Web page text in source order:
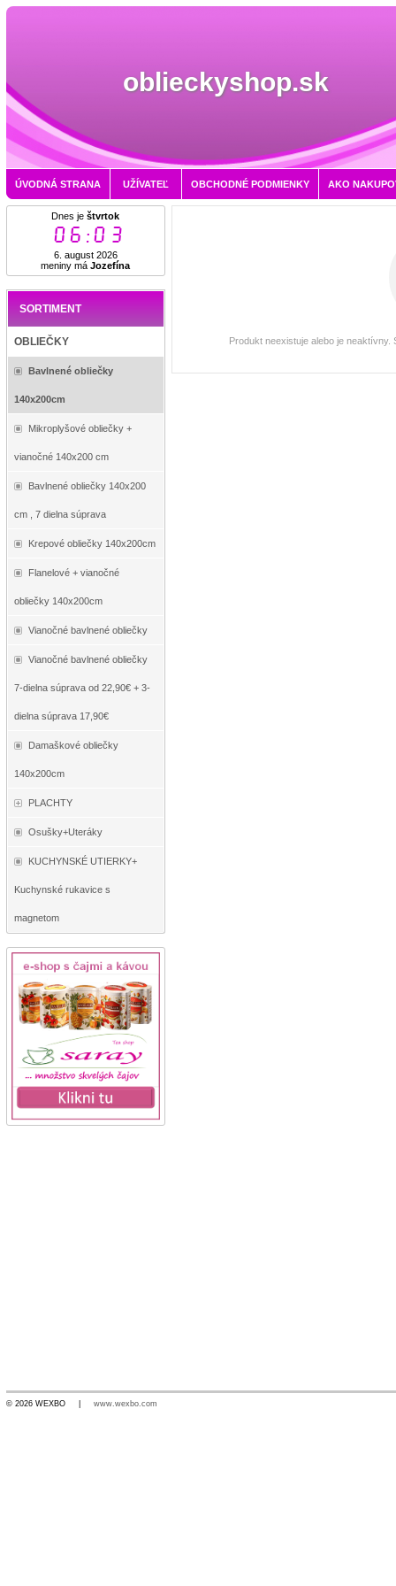
oblieckyshop.sk
ÚVODNÁ STRANA UŽÍVATEĽ OBCHODNÉ PODMIENKY AKO
Dnes ještvrtok
06:03
6. august 2026
meniny máJozefína
SORTIMENT
OBLIEČKY
Bavlnené obliečky
140x200cm
Mikroplyšové obliečky +
vianočné 140x200 cm
Bavlnené obliečky 140x200
cm , 7 dielna súprava
Krepové obliečky 140x200cm
Flanelové + vianočné
obliečky 140x200cm
Vianočné bavlnené obliečky
Vianočné bavlnené obliečky
7-dielna súprava od 22,90€ + 3-
dielna súprava 17,90€
Damaškové obliečky
140x200cm
PLACHTY
Osušky+Uteráky
KUCHYNSKÉ UTIERKY+
Kuchynské rukavice s
magnetom
Produkt neexistuje alebo je
© 2026 WEXBO | www.wexbo.com